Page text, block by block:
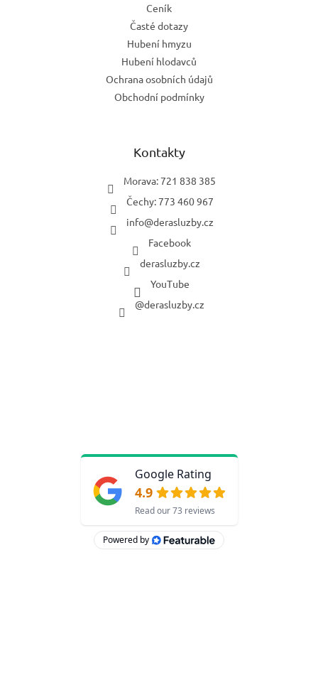
Ceník
Časté dotazy
Hubení hmyzu
Hubení hlodavců
Ochrana osobních údajů
Obchodní podmínky
Kontakty
Morava: 721 838 385
Čechy: 773 460 967
info@derasluzby.cz
Facebook
derasluzby.cz
YouTube
@derasluzby.cz